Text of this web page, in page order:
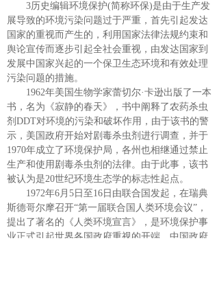
3历史编辑环境保护(简称环保)是由于生产发
展导致的环境污染问题过于严重，首先引起发达
国家的重视而产生的，利用国家法律法规约束和
舆论宣传而逐步引起全社会重视，由发达国家到
发展中国家兴起的一个保卫生态环境和有效处理
污染问题的措施。
1962年美国生物学家蕾切尔·卡逊出版了一本
书，名为《寂静的春天》，书中阐释了农药杀虫
剂DDT对环境的污染和破坏作用，由于该书的警
示，美国政府开始对剧毒杀虫剂进行调查，并于
1970年成立了环境保护局，各州也相继通过禁止
生产和使用剧毒杀虫剂的法律。由于此事，该书
被认为是20世纪环境生态学的标志性起点。
1972年6月5日至16日由联合国发起，在瑞典
斯德哥尔摩召开“第一届联合国人类环境会议”，
提出了著名的《人类环境宣言》，是环境保护事
业正式引起世界各国政府重视的开端，中国政府